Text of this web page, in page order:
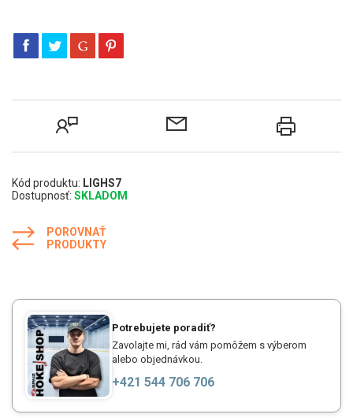
Kód produktu: LIGHS7
Dostupnosť: SKLADOM
POROVNAŤ
PRODUKTY
Potrebujete poradiť?
Zavolajte mi, rád vám pomôžem s výberom
alebo objednávkou.
+421 544 706 706